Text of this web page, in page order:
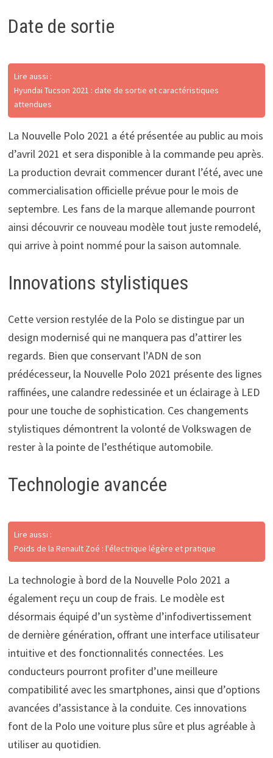
Date de sortie
Lire aussi :
Hyundai Tucson 2021 : date de sortie et caractéristiques
attendues
La Nouvelle Polo 2021 a été présentée au public au mois
d’avril 2021 et sera disponible à la commande peu après.
La production devrait commencer durant l’été, avec une
commercialisation officielle prévue pour le mois de
septembre. Les fans de la marque allemande pourront
ainsi découvrir ce nouveau modèle tout juste remodelé,
qui arrive à point nommé pour la saison automnale.
Innovations stylistiques
Cette version restylée de la Polo se distingue par un
design modernisé qui ne manquera pas d’attirer les
regards. Bien que conservant l’ADN de son
prédécesseur, la Nouvelle Polo 2021 présente des lignes
raffinées, une calandre redessinée et un éclairage à LED
pour une touche de sophistication. Ces changements
stylistiques démontrent la volonté de Volkswagen de
rester à la pointe de l’esthétique automobile.
Technologie avancée
Lire aussi :
Poids de la Renault Zoé : l'électrique légère et pratique
La technologie à bord de la Nouvelle Polo 2021 a
également reçu un coup de frais. Le modèle est
désormais équipé d’un système d’infodivertissement
de dernière génération, offrant une interface utilisateur
intuitive et des fonctionnalités connectées. Les
conducteurs pourront profiter d’une meilleure
compatibilité avec les smartphones, ainsi que d’options
avancées d’assistance à la conduite. Ces innovations
font de la Polo une voiture plus sûre et plus agréable à
utiliser au quotidien.